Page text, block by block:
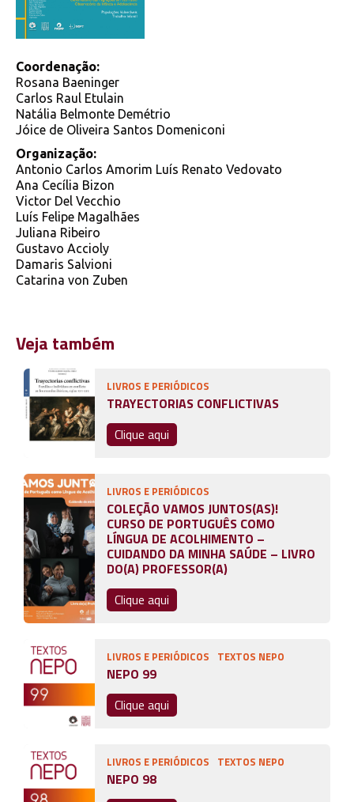
Coordenação:
Rosana Baeninger
Carlos Raul Etulain
Natália Belmonte Demétrio
Jóice de Oliveira Santos Domeniconi
Organização:
Antonio Carlos Amorim Luís Renato Vedovato
Ana Cecília Bizon
Victor Del Vecchio
Luís Felipe Magalhães
Juliana Ribeiro
Gustavo Accioly
Damaris Salvioni
Catarina von Zuben
Veja também
LIVROS E PERIÓDICOS
TRAYECTORIAS CONFLICTIVAS
Clique aqui
LIVROS E PERIÓDICOS
COLEÇÃO VAMOS JUNTOS(AS)!
CURSO DE PORTUGUÊS COMO
LÍNGUA DE ACOLHIMENTO –
CUIDANDO DA MINHA SAÚDE – LIVRO
DO(A) PROFESSOR(A)
Clique aqui
LIVROS E PERIÓDICOS TEXTOS NEPO
NEPO 99
Clique aqui
LIVROS E PERIÓDICOS TEXTOS NEPO
NEPO 98